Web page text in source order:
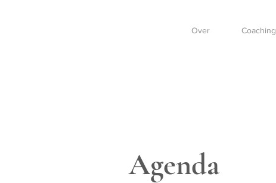
Over Coaching
Agenda